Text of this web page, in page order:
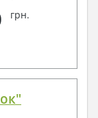
грн.